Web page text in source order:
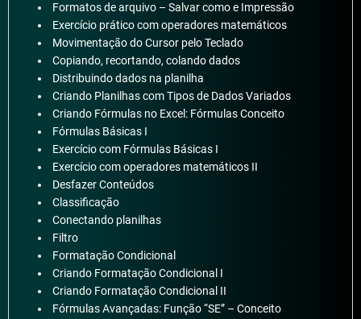
Formatos de arquivo – Salvar como e Impressão
Exercício prático com operadores matemáticos
Movimentação do Cursor pelo Teclado
Copiando, recortando, colando dados
Distribuindo dados na planilha
Criando Planilhas com Tipos de Dados Variados
Criando Fórmulas no Excel: Fórmulas Conceito
Fórmulas Básicas I
Exercício com Fórmulas Básicas I
Exercício com operadores matemáticos II
Desfazer Conteúdos
Classificação
Conectando planilhas
Filtro
Formatação Condicional
Criando Formatação Condicional I
Criando Formatação Condicional II
Fórmulas Avançadas: Função “SE” – Conceito